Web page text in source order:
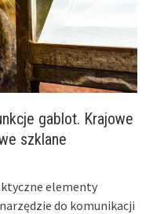
gablot. Krajowe
szklane
elementy
do komunikacji